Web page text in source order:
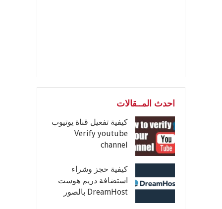
احدث المــقالات
كيفية تفعيل قناة يوتيوب
Verify youtube
channel
كيفية حجز وشراء
استضافة دريم هوست
DreamHost بالصور